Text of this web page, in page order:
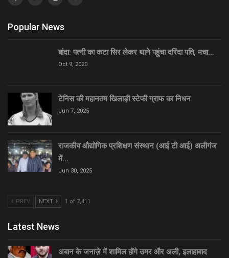
Popular News
बांदा: पत्नी का कटा सिर लेकर थाने पहुंचा दरिंदा पति, मचा…
Oct 9, 2020
टेनिस की महानतम खिलाड़ी स्टेफी ग्राफ का निधन
Jun 7, 2025
राजकीय औद्योगिक प्रशिक्षण संस्थान (आई टी आई) अलीगंज
में…
Jun 30, 2025
PREV NEXT 1 of 7,411
Latest News
अबान के जनाज़े में शामिल होंगे उमर और अली, इलाहाबाद